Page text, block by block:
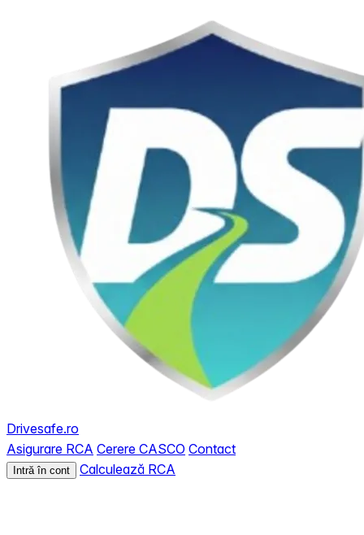
Drivesafe.ro
Asigurare RCA Cerere CASCO Contact
Intră în cont Calculează RCA